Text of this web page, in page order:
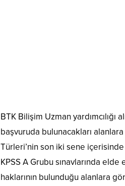
BTK Bilişim Uzman
başvuruda bulunacakları
Türleri’nin son iki sene
KPSS A Grubu sınavlarında
haklarının bulunduğu alanlara